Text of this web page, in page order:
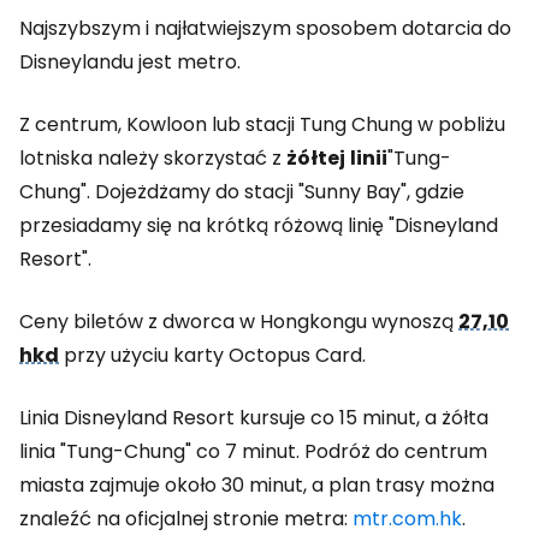
Najszybszym i najłatwiejszym sposobem dotarcia do
Disneylandu jest metro.
Z centrum, Kowloon lub stacji Tung Chung w pobliżu
lotniska należy skorzystać z żółtej linii"Tung-
Chung". Dojeżdżamy do stacji "Sunny Bay", gdzie
przesiadamy się na krótką różową linię "Disneyland
Resort".
Ceny biletów z dworca w Hongkongu wynoszą27,10
hkd przy użyciu karty Octopus Card.
Linia Disneyland Resort kursuje co 15 minut, a żółta
linia "Tung-Chung" co 7 minut. Podróż do centrum
miasta zajmuje około 30 minut, a plan trasy można
znaleźć na oficjalnej stronie metra: mtr.com.hk.